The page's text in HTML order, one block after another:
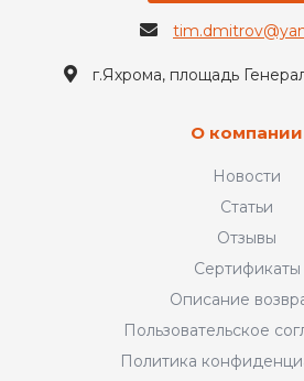
г.Яхрома, площадь
О компании
Новости
Статьи
Отзывы
Сертификаты
Описание
Пользовательское
Политика